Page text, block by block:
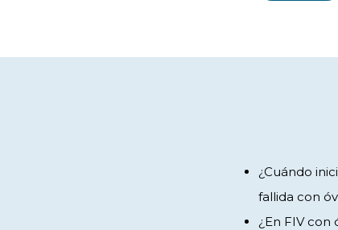
¿Cuándo
fallida con
¿En FIV